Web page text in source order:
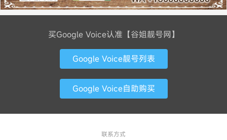
买Google Voice认准【谷姐靓号网】
Google Voice靓号列表
Google Voice自助购买
联系方式